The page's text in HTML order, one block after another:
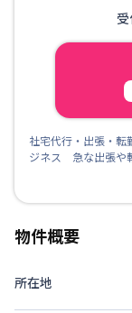
社宅代行・出張・転
ジネス 急な出張や
物件概要
所在地